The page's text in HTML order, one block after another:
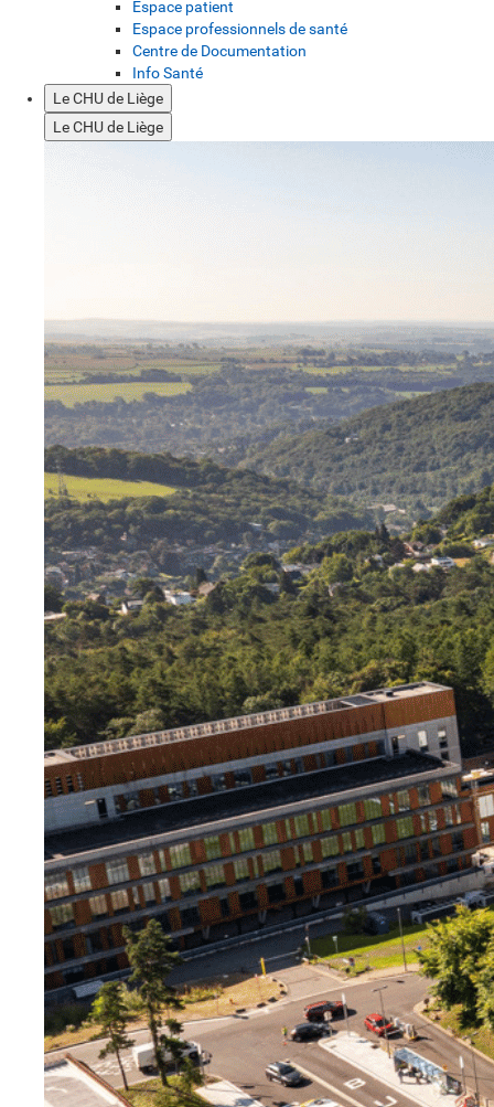
Espace patient
Espace professionnels de santé
Centre de Documentation
Info Santé
Le CHU de Liège
Le CHU de Liège